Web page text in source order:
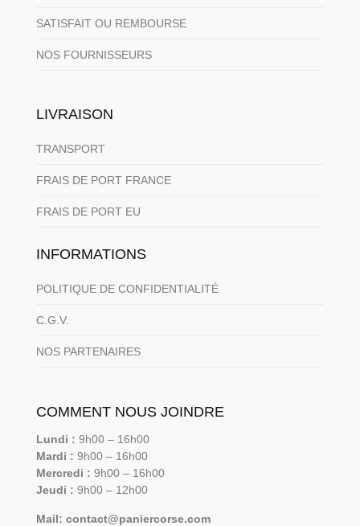
SATISFAIT OU REMBOURSE
NOS FOURNISSEURS
LIVRAISON
TRANSPORT
FRAIS DE PORT FRANCE
FRAIS DE PORT EU
INFORMATIONS
POLITIQUE DE CONFIDENTIALITÉ
C.G.V.
NOS PARTENAIRES
COMMENT NOUS JOINDRE
Lundi : 9h00 – 16h00
Mardi : 9h00 – 16h00
Mercredi : 9h00 – 16h00
Jeudi : 9h00 – 12h00
Mail: contact@paniercorse.com